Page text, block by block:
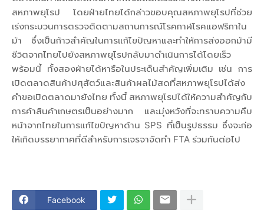
สหภาพยุโรป โดยฝ่ายไทยได้กล่าวขอบคุณสหภาพยุโรปที่ช่วย
เร่งกระบวนการตรวจติดตามสถานการณ์โรคกาฬโรคแอฟริกาใน
ม้า ซึ่งเป็นก้าวสำคัญในการแก้ไขปัญหาและทำให้การส่งออกม้ามี
ชีวิตจากไทยไปยังสหภาพยุโรปกลับมาดำเนินการได้โดยเร็ว
พร้อมนี้ ทั้งสองฝ่ายได้หารือในประเด็นสำคัญเพิ่มเติม เช่น การ
เปิดตลาดสินค้าปศุสัตว์และสินค้าผลไม้สดที่สหภาพยุโรปได้ส่ง
คำขอเปิดตลาดมายังไทย ทั้งนี้ สหภาพยุโรปได้ให้ความสำคัญกับ
การค้าสินค้าเกษตรเป็นอย่างมาก และมุ่งหวังที่จะทราบความคืบ
หน้าจากไทยในการแก้ไขปัญหาด้าน SPS ที่เป็นรูปธรรม ซึ่งจะก่อ
ให้เกิดบรรยากาศที่ดีสำหรับการเจรจาจัดทำ FTA ร่วมกันต่อไป
Facebook